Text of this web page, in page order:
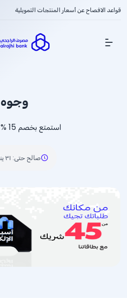
قواعد الافصاح عن أسعار المنتجات التمويلية
Show Menu
وجوه
استمتع بخصم % 15
صالح حتى: ٣١ يناير ٢٠٢٦